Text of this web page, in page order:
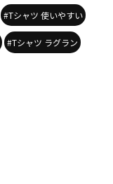
#Tシャツ 使いやすい
#Tシャツ ラグラン